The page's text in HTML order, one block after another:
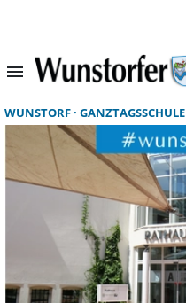
menu
WUNSTORF GANZTAGSSCHULE